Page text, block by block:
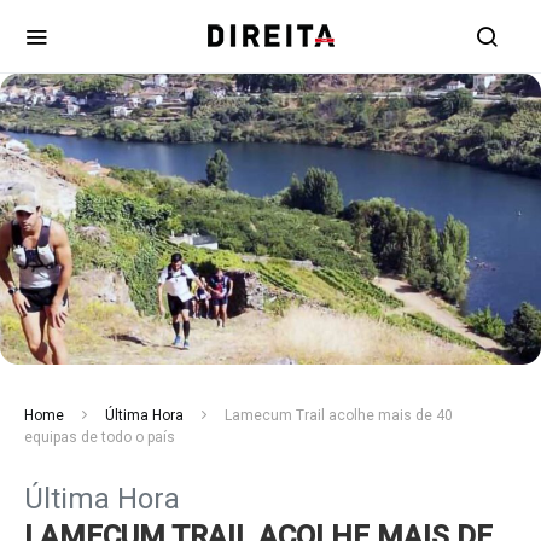
Home Última Hora
Lamecum Trail acolhe mais de 40
equipas de todo o país
Última Hora